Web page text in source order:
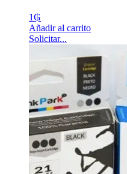
1₲
Añadir al carrito
Solicitar...